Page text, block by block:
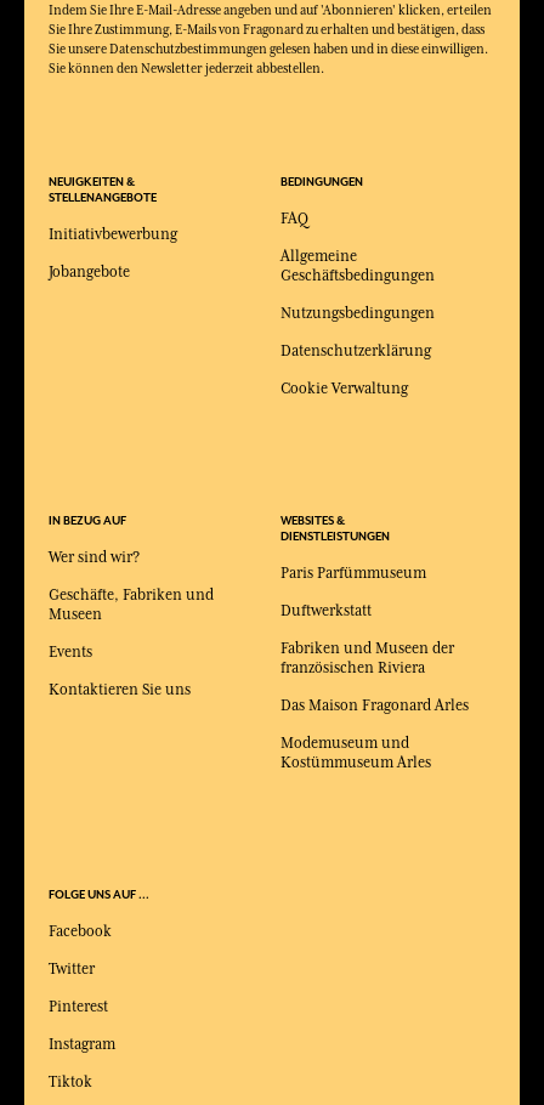
Indem Sie Ihre E-Mail-Adresse angeben und auf 'Abonnieren' klicken, erteilen
Sie Ihre Zustimmung, E-Mails von Fragonard zu erhalten und bestätigen, dass
Sie unsere Datenschutzbestimmungen gelesen haben und in diese einwilligen.
Sie können den Newsletter jederzeit abbestellen.
BEDINGUNGEN
FAQ
Allgemeine
Geschäftsbedingungen
Nutzungsbedingungen
Datenschutzerklärung
Cookie Verwaltung
WEBSITES &
DIENSTLEISTUNGEN
Paris Parfümmuseum
Duftwerkstatt
Fabriken und Museen der
französischen Riviera
Das Maison Fragonard Arles
Modemuseum und
Kostümmuseum Arles
IN BEZUG AUF
Wer sind wir?
Geschäfte, Fabriken und
Museen
Events
Kontaktieren Sie uns
FOLGE UNS AUF ...
Facebook
Twitter
Pinterest
Instagram
Tiktok
NEUIGKEITEN &
STELLENANGEBOTE
Initiativbewerbung
Jobangebote